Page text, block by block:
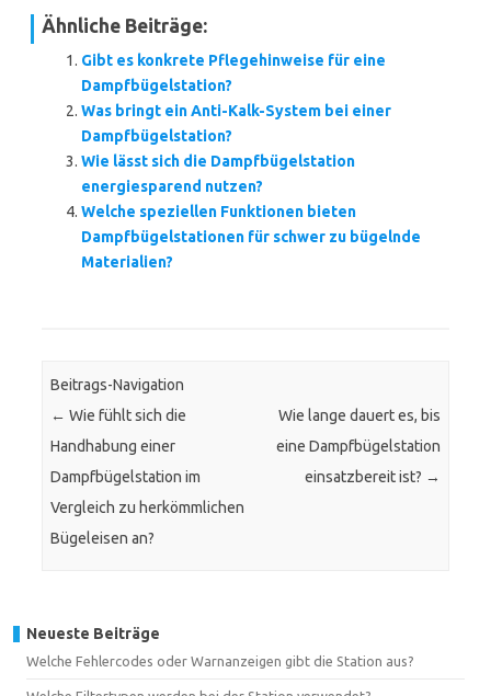
Ähnliche Beiträge:
Gibt es konkrete Pflegehinweise für eine
Dampfbügelstation?
Was bringt ein Anti-Kalk-System bei einer
Dampfbügelstation?
Wie lässt sich die Dampfbügelstation
energiesparend nutzen?
Welche speziellen Funktionen bieten
Dampfbügelstationen für schwer zu bügelnde
Materialien?
Beitrags-Navigation
← Wie fühlt sich die
Handhabung einer
Dampfbügelstation im
Vergleich zu herkömmlichen
Bügeleisen an?
Wie lange dauert es, bis
eine Dampfbügelstation
einsatzbereit ist? →
Neueste Beiträge
Welche Fehlercodes oder Warnanzeigen gibt die Station aus?